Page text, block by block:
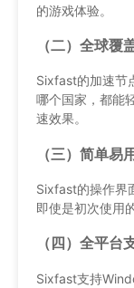
的游戏体验。
（二）全球覆
Sixfast的加速节
哪个国家，都能
速效果。
（三）简单易
Sixfast的操作界
即使是初次使用
（四）全平台
Sixfast支持